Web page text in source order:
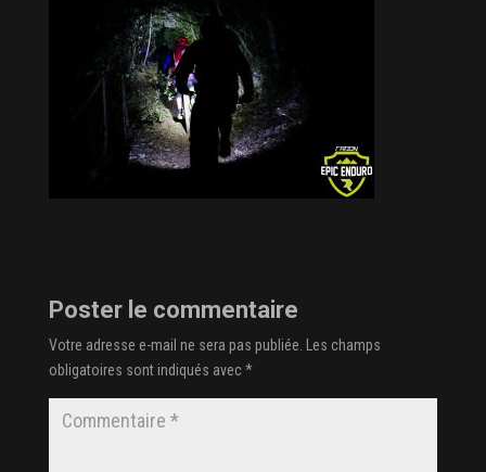
Poster le commentaire
Votre adresse e-mail ne sera pas publiée.
Les champs
obligatoires sont indiqués avec*